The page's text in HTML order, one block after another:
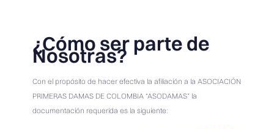
¿Cómo ser parte de
Nosotras?
Con el propósito de hacer efectiva la afiliación a la ASOCIACIÓN
PRIMERAS DAMAS DE COLOMBIA “ASODAMAS” la
documentación requerida es la siguiente: